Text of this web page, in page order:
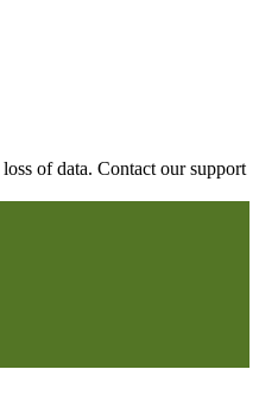
of data. Contact our support